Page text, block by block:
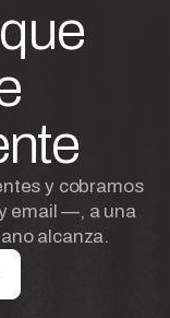
y cobramos
email —, a una
alcanza.